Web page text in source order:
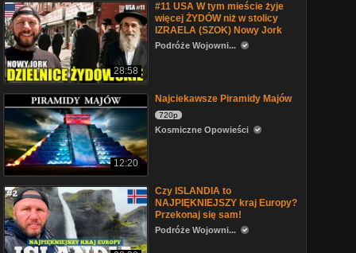
28:58
#11 USA W tym mieście żyje
więcej ŻYDÓW niż w stolicy
IZRAELA (SZOK) Nowy Jork
Podróże Wojowni...
12:20
Najciekawsze Piramidy Majów
720p
Kosmiczne Opowieści
Czy ISLANDIA to
NAJPIĘKNIEJSZY kraj Europy?
Przekonaj się sam!
Podróże Wojowni...